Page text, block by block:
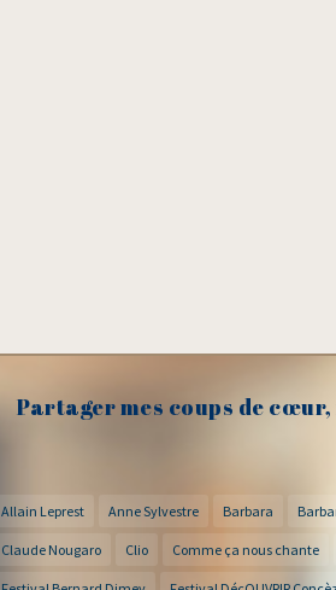
Partager mes coups de
Allain Leprest Anne Sylvestre Barbara
Claude Nougaro Clio Comme ça nous chante